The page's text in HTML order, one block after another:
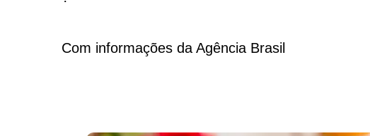
Com informações da Agência Brasil